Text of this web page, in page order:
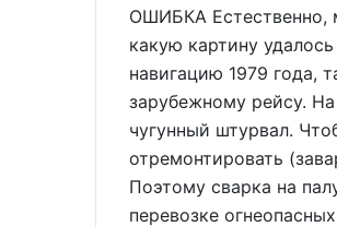
ОШИБКА Естественно,
какую картину
навигацию 1979 года,
зарубежному рейсу.
чугунный штурвал.
отремонтировать
Поэтому сварка на
перевозке